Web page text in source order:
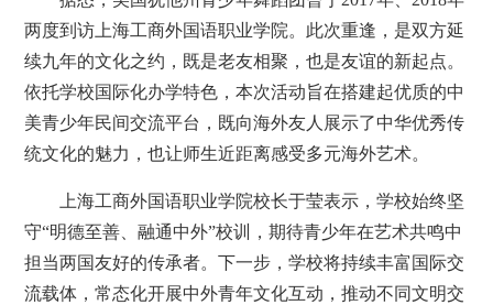
两度到访上海工商外国语职业学院。此次重逢，是双方延
续九年的文化之约，既是老友相聚，也是友谊的新起点。
依托学校国际化办学特色，本次活动旨在搭建起优质的中
美青少年民间交流平台，既向海外友人展示了中华优秀传
统文化的魅力，也让师生近距离感受多元海外艺术。
上海工商外国语职业学院校长于莹表示，学校始终坚
守“明德至善、融通中外”校训，期待青少年在艺术共鸣中
担当两国友好的传承者。下一步，学校将持续丰富国际交
流载体，常态化开展中外青年文化互动，推动不同文明交